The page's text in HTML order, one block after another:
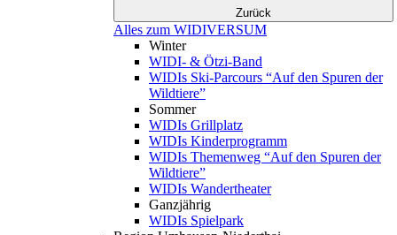
Zurück
Alles zum WIDIVERSUM
Winter
WIDI- & Ötzi-Band
WIDIs Ski-Parcours “Auf den Spuren der
Wildtiere”
Sommer
WIDIs Grillplatz
WIDIs Kinderprogramm
WIDIs Themenweg “Auf den Spuren der
Wildtiere”
WIDIs Wandertheater
Ganzjährig
WIDIs Spielpark